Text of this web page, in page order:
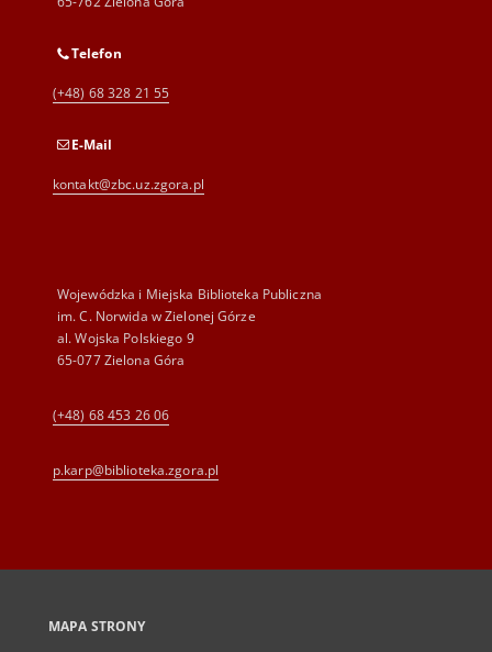
Telefon
(+48) 68 328 21 55
E-Mail
kontakt@zbc.uz.zgora.pl
Wojewódzka i Miejska Biblioteka Publiczna
im. C. Norwida w Zielonej Górze
al. Wojska Polskiego 9
65-077 Zielona Góra
(+48) 68 453 26 06
p.karp@biblioteka.zgora.pl
MAPA STRONY